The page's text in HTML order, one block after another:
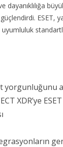
dayanıklılığa
ESET,
yorgunluğunu
XDR’ye